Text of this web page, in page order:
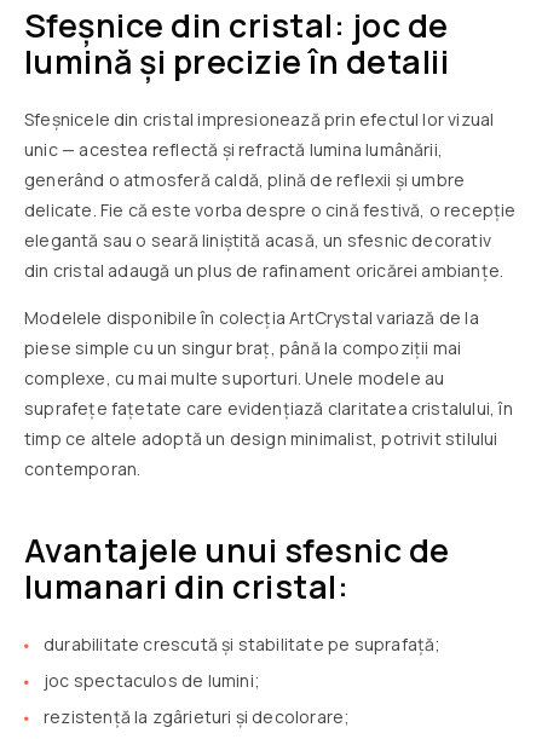
Sfeșnice din cristal: joc de
lumină și precizie în detalii
Sfeșnicele din cristal impresionează prin efectul lor vizual
unic — acestea reflectă și refractă lumina lumânării,
generând o atmosferă caldă, plină de reflexii și umbre
delicate. Fie că este vorba despre o cină festivă, o recepție
elegantă sau o seară liniștită acasă, un sfesnic decorativ
din cristal adaugă un plus de rafinament oricărei ambianțe.
Modelele disponibile în colecția ArtCrystal variază de la
piese simple cu un singur braț, până la compoziții mai
complexe, cu mai multe suporturi. Unele modele au
suprafețe fațetate care evidențiază claritatea cristalului, în
timp ce altele adoptă un design minimalist, potrivit stilului
contemporan.
Avantajele unui sfesnic de
lumanari din cristal:
durabilitate crescută și stabilitate pe suprafață;
joc spectaculos de lumini;
rezistență la zgârieturi și decolorare;